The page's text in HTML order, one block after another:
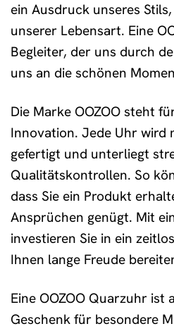
ein Ausdruck unseres
unserer Lebensart. Eine
Begleiter, der uns durch
uns an die schönen
Die Marke OOZOO steht
Innovation. Jede Uhr wird
gefertigt und unterliegt
Qualitätskontrollen. So
dass Sie ein Produkt
Ansprüchen genügt. Mit
investieren Sie in ein
Ihnen lange Freude
Eine OOZOO Quarzuhr ist
Geschenk für besondere